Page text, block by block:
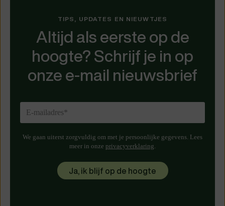
TIPS, UPDATES EN NIEUWTJES
Altijd als eerste op de
hoogte? Schrijf je in op
onze e-mail nieuwsbrief
We gaan uiterst zorgvuldig om met je persoonlijke gegevens. Lees
meer in onze privacyverklaring